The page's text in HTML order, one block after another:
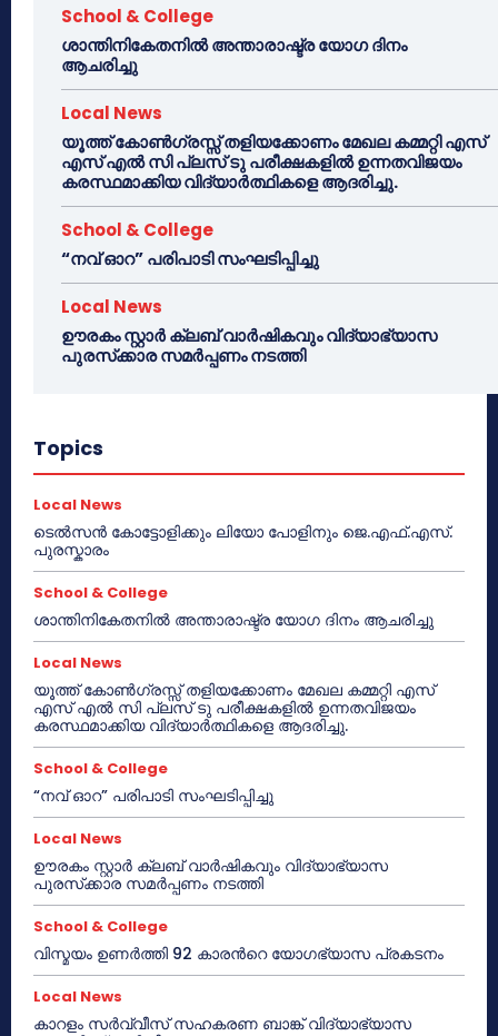
School & College
ശാന്തിനികേതനിൽ അന്താരാഷ്ട്ര യോഗ ദിനം
ആചരിച്ചു
Local News
യൂത്ത് കോൺഗ്രസ്സ് തളിയക്കോണം മേഖല കമ്മറ്റി എസ്
എസ് എൽ സി പ്ലസ് ടു പരീക്ഷകളിൽ ഉന്നതവിജയം
കരസ്ഥമാക്കിയ വിദ്യാർത്ഥികളെ ആദരിച്ചു.
School & College
“നവ് ഓറ” പരിപാടി സംഘടിപ്പിച്ചു
Local News
ഊരകം സ്റ്റാർ ക്ലബ് വാർഷികവും വിദ്യാഭ്യാസ
പുരസ്‌ക്കാര സമർപ്പണം നടത്തി
Topics
Local News
ടെൽസൻ കോട്ടോളിക്കും ലിയോ പോളിനും ജെ.എഫ്.എസ്.
പുരസ്കാരം
School & College
ശാന്തിനികേതനിൽ അന്താരാഷ്ട്ര യോഗ ദിനം ആചരിച്ചു
Local News
യൂത്ത് കോൺഗ്രസ്സ് തളിയക്കോണം മേഖല കമ്മറ്റി എസ്
എസ് എൽ സി പ്ലസ് ടു പരീക്ഷകളിൽ ഉന്നതവിജയം
കരസ്ഥമാക്കിയ വിദ്യാർത്ഥികളെ ആദരിച്ചു.
School & College
“നവ് ഓറ” പരിപാടി സംഘടിപ്പിച്ചു
Local News
ഊരകം സ്റ്റാർ ക്ലബ് വാർഷികവും വിദ്യാഭ്യാസ
പുരസ്‌ക്കാര സമർപ്പണം നടത്തി
School & College
വിസ്മയം ഉണർത്തി 92 കാരൻറെ യോഗഭ്യാസ പ്രകടനം
Local News
കാറളം സർവ്വീസ് സഹകരണ ബാങ്ക് വിദ്യാഭ്യാസ